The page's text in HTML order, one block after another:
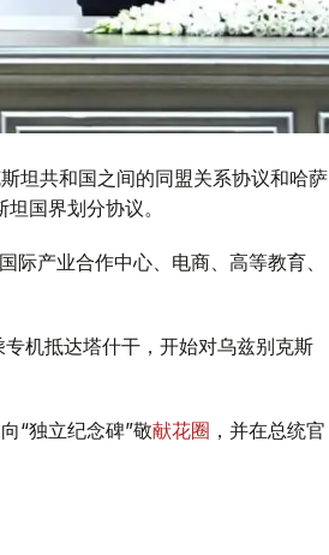
坦共和国之间的同盟关系协议和哈萨
国界划分协议。
际产业合作中心、电商、高等教育、
专机抵达塔什干，开始对乌兹别克斯
“独立纪念碑”敬献花圈 ，并在总统官